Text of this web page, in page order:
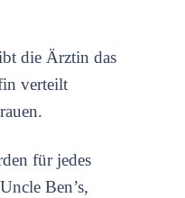
die Ärztin das
verteilt
für jedes
Ben’s,